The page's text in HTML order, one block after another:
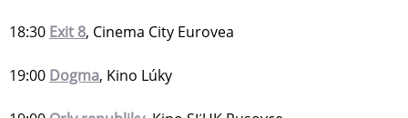
18:30 Exit 8, Cinema City Eurovea
19:00 Dogma, Kino Lúky